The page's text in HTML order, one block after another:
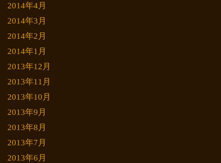
2014年4月
2014年3月
2014年2月
2014年1月
2013年12月
2013年11月
2013年10月
2013年9月
2013年8月
2013年7月
2013年6月